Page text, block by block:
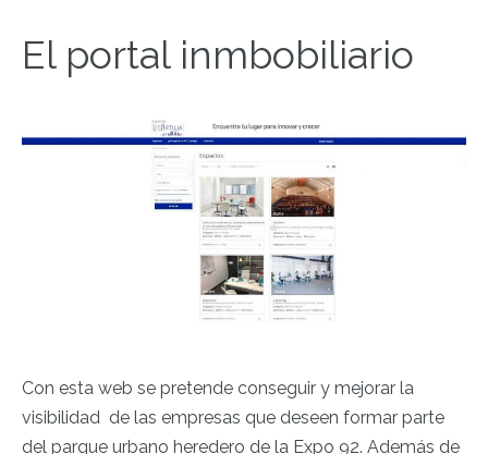
El portal inmbobiliario
Con esta web se pretende conseguir y mejorar la
visibilidad de las empresas que deseen formar parte
del parque urbano heredero de la Expo 92. Además de